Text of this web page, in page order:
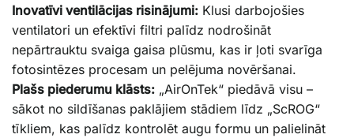
Inovatīvi ventilācijas risinājumi: Klusi darbojošies
ventilatori un efektīvi filtri palīdz nodrošināt
nepārtrauktu svaiga gaisa plūsmu, kas ir ļoti svarīga
fotosintēzes procesam un pelējuma novēršanai.
Plašs piederumu klāsts: „AirOnTek“ piedāvā visu –
sākot no sildīšanas paklājiem stādiem līdz „ScROG“
tīkliem, kas palīdz kontrolēt augu formu un palielināt